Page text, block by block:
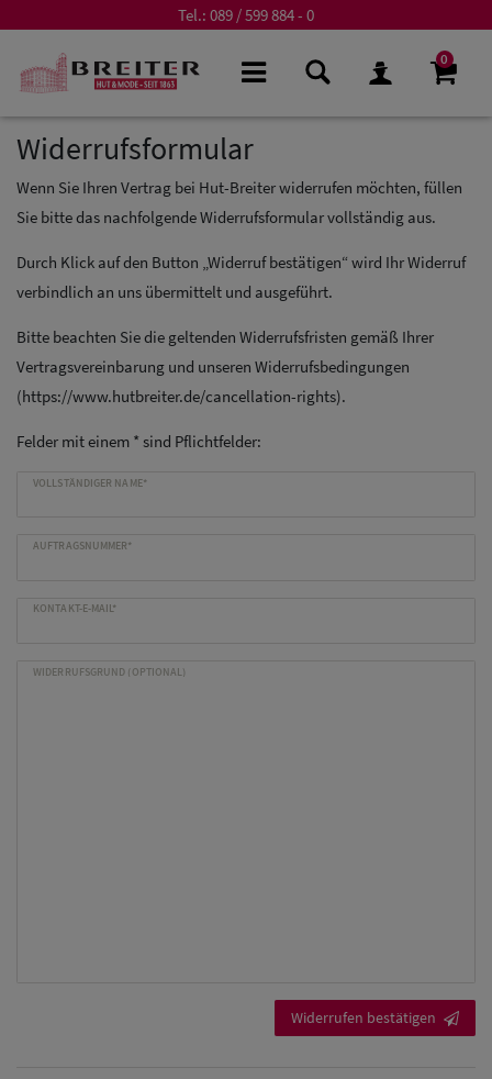
Tel.: 089 / 599 884 - 0
0
Widerrufs­formular
Wenn Sie Ihren Vertrag bei Hut-Breiter widerrufen möchten, füllen
Sie bitte das nachfolgende Widerrufsformular vollständig aus.
Durch Klick auf den Button „Widerruf bestätigen“ wird Ihr Widerruf
verbindlich an uns übermittelt und ausgeführt.
Bitte beachten Sie die geltenden Widerrufsfristen gemäß Ihrer
Vertragsvereinbarung und unseren Widerrufsbedingungen
(https://www.hutbreiter.de/cancellation-rights).
Felder mit einem * sind Pflichtfelder:
VOLLSTÄNDIGER NAME*
AUFTRAGSNUMMER*
KONTAKT-E-MAIL*
WIDERRUFSGRUND (OPTIONAL)
Ceres::Template.mailFormHoneypotLabel
Widerrufen bestätigen